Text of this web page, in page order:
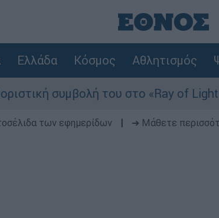
Ελλάδα Κόσμος Αθλητισμός
του στο «Ray of Light» της
των εφημερίδων ➔ Μάθετε